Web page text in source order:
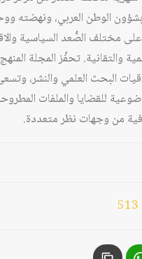
وهي تُعنى بشؤون الوطن العربي،
على مختلف الصُّعد السياسية
والتقانية. تحفِّز المجلة
البحث العلمي والنشر،
للقضايا والملفات
من وجهات نظر متعددة.